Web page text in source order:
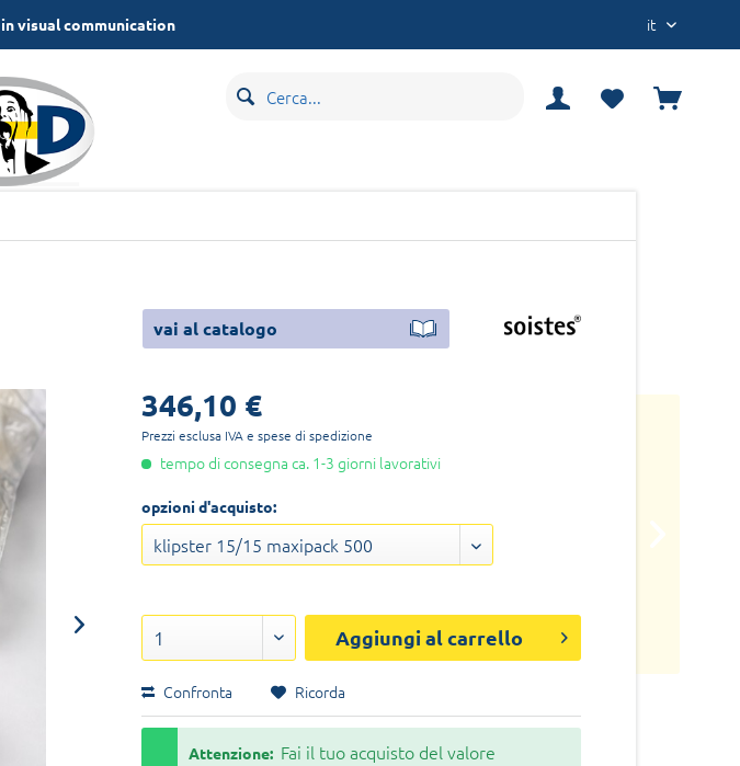
visual communication it
vai al catalogo
346,10 €
Prezzi esclusa IVAe spese di spedizione
tempo di consegna ca. 1-3 giorni lavorativi
opzioni d'acquisto:
Aggiungi al carrello
Confronta Ricorda
Attenzione: Fai il tuo acquisto del valore